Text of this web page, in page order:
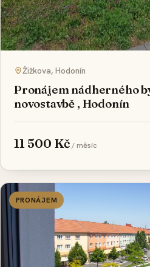
Žižkova, Hodonín
Pronájem nádherného
novostavbě , Hodonín
11 500 Kč/ měsíc
PRONÁJEM